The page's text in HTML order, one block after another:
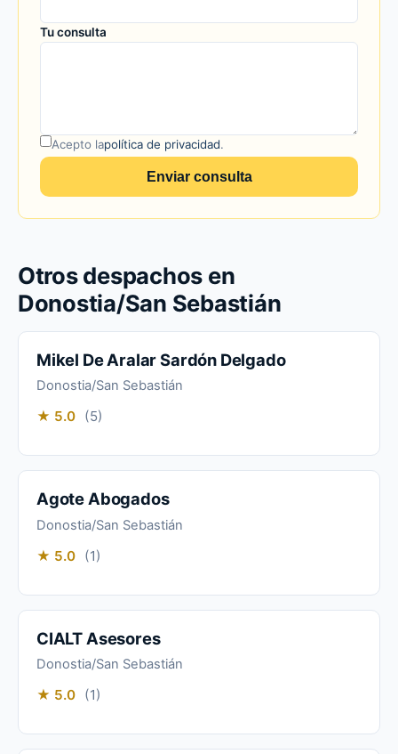
Tu consulta
Acepto lapolítica de privacidad.
Enviar consulta
Otros despachos en
Donostia/San Sebastián
Mikel De Aralar Sardón Delgado
Donostia/San Sebastián
★ 5.0 (5)
Agote Abogados
Donostia/San Sebastián
★ 5.0 (1)
CIALT Asesores
Donostia/San Sebastián
★ 5.0 (1)